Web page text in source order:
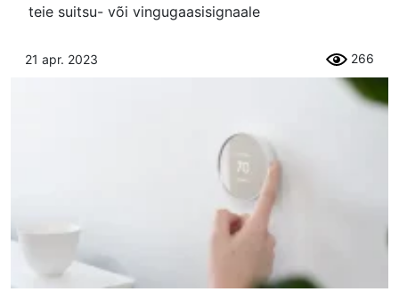
teie suitsu- või vingugaasisignaale
21 apr. 2023 266